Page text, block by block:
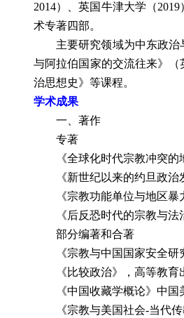
2014）、英国牛津大学（2019
术专著四部。
主要研究领域为中东政
与阿拉伯国家的交流往来》
治思想史》等课程。
学术成果
一、著作
专著
《全球化时代宗教冲突
《新世纪以来的约旦政
《宗教功能单位与地区
《后反恐时代的宗教与
部分编著和合著
《宗教与中国国家安全
《比较政治》，高等教育
《中国收藏学概论》中
《宗教与美国社会-当代